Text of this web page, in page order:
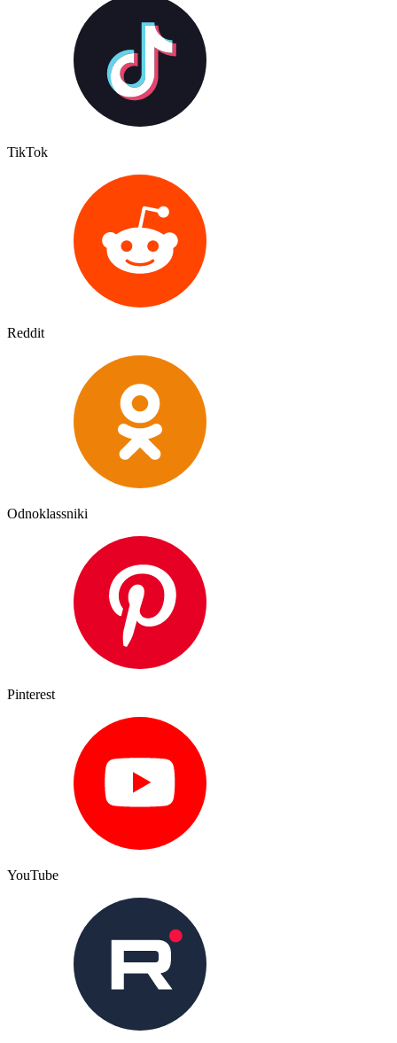
TikTok
Reddit
Odnoklassniki
Pinterest
YouTube